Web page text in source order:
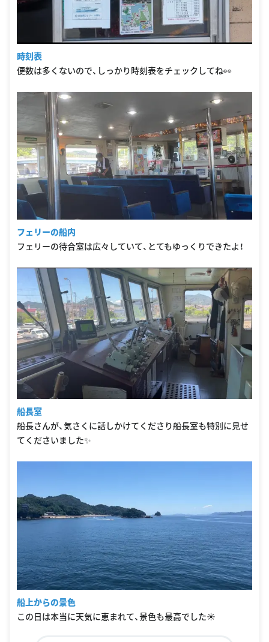
時刻表
便数は多くないので、しっかり時刻表をチェックしてね👀
フェリーの船内
フェリーの待合室は広々していて、とてもゆっくりできたよ！
船長室
船長さんが、気さくに話しかけてくださり船長室も特別に見せ
てくださいました✨
船上からの景色
この日は本当に天気に恵まれて、景色も最高でした☀️